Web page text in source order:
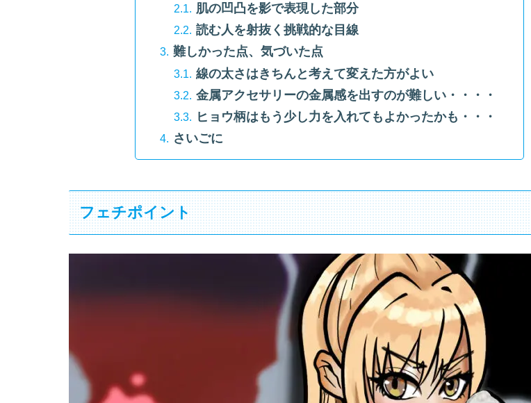
肌の凹凸を影で表現した部分
読む人を射抜く挑戦的な目線
難しかった点、気づいた点
線の太さはきちんと考えて変えた方がよい
金属アクセサリーの金属感を出すのが難しい・・・・
ヒョウ柄はもう少し力を入れてもよかったかも・・・
さいごに
フェチポイント